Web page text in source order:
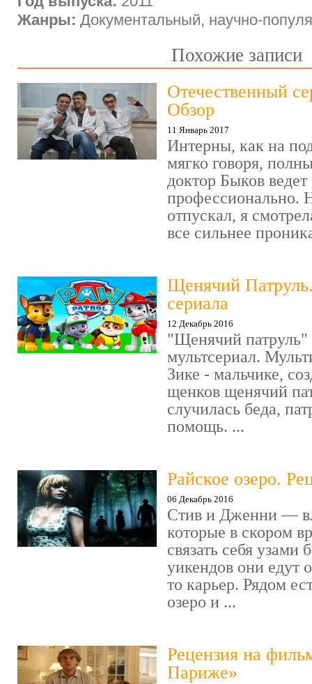
Жанры: Документальный, научно-
Похожие записи
Отечественный
Обзор
11 Январь 2017
Интерны, как на
мягко говоря,
доктор Быков ведет
профессионально.
отпускал, я
все сильнее
Щенячий
сериала
12 Декабрь 2016
"Щенячий патруль"
мультсериал.
Зике - мальчике,
щенков щенячий
случилась беда,
помощь. ...
Райское озеро.
06 Декабрь 2016
Стив и Дженни —
которые в скором
связать себя узами
уикендов они едут
то карьер. Рядом
озеро и ...
Рецензия на
Париже»